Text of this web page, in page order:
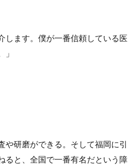
します。僕が一番信頼している医
研磨ができる。そして福岡に引
ると、全国で一番有名だという障